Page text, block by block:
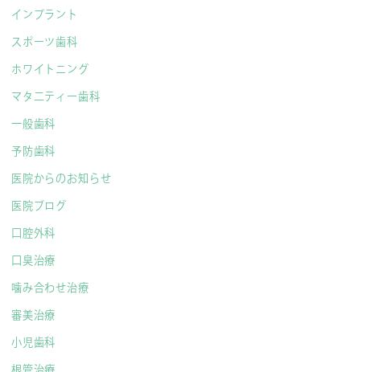
インプラント
スポーツ歯科
ホワイトニング
マタ二ティー歯科
一般歯科
予防歯科
医院からのお知らせ
医院ブログ
口腔外科
口臭治療
噛み合わせ治療
審美治療
小児歯科
根管治療